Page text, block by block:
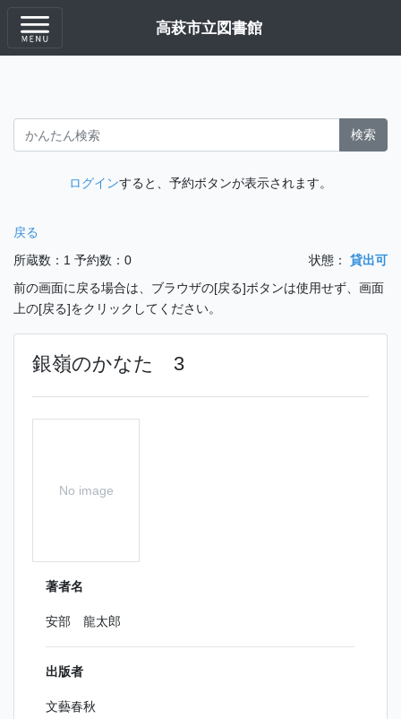
高萩市立図書館
検索
ログインすると、予約ボタンが表示されます。
戻る
所蔵数：1 予約数：0 状態：
貸出可
前の画面に戻る場合は、ブラウザの[戻る]ボタンは使用せず、画面
上の[戻る]をクリックしてください。
銀嶺のかなた 3
No image
著者名
安部 龍太郎
出版者
文藝春秋